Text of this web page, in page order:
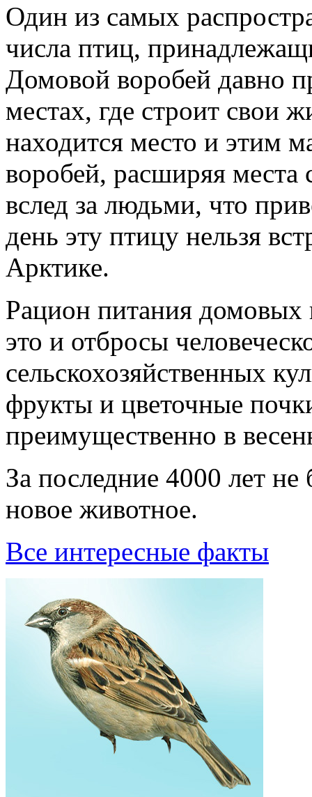
Один из самых
числа птиц,
Домовой воробей давно
местах, где строит свои
находится место и этим
воробей, расширяя места
вслед за людьми, что
день эту птицу нельзя
Арктике.
Рацион питания домовых
это и отбросы
сельскохозяйственных
фрукты и цветочные
преимущественно в
За последние 4000 лет
новое животное.
Все интересные факты